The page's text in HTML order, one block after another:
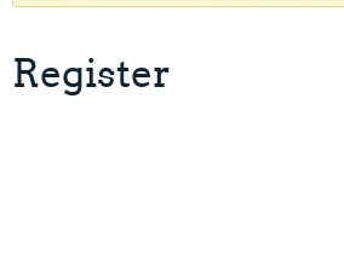
Register